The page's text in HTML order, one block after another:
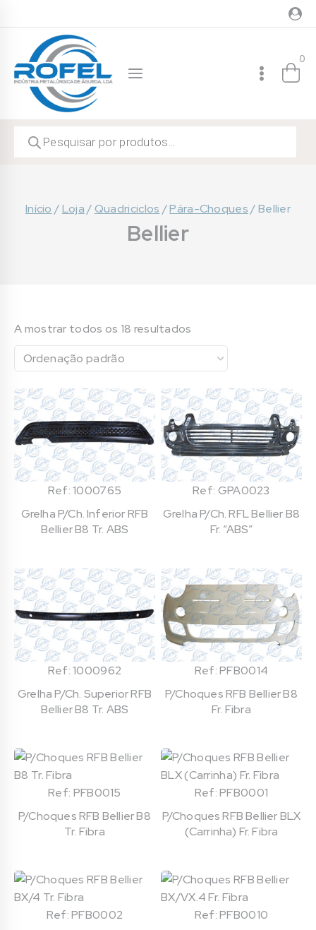
to
content
0
search
Início /Loja /Quadriciclos /Pára-Choques /Bellier
Bellier
A mostrar todos os 18 resultados
Ref: 1000765
Grelha P/Ch. Inferior RFB
Bellier B8 Tr. ABS
Ref: GPA0023
Grelha P/Ch. RFL Bellier B8
Fr. “ABS”
Ref: 1000962
Grelha P/Ch. Superior RFB
Bellier B8 Tr. ABS
Ref: PFB0014
P/Choques RFB Bellier B8
Fr. Fibra
Ref: PFB0015
P/Choques RFB Bellier B8
Tr. Fibra
Ref: PFB0001
P/Choques RFB Bellier BLX
(Carrinha) Fr. Fibra
Ref: PFB0002
Ref: PFB0010